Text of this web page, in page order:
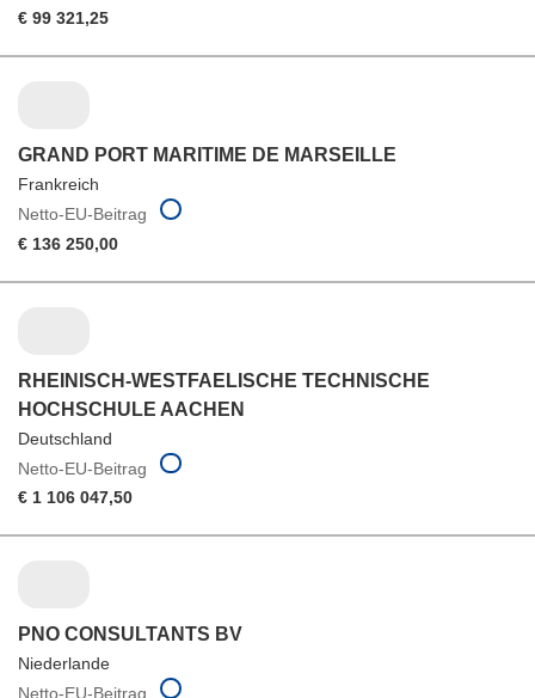
€ 99 321,25
GRAND PORT MARITIME DE MARSEILLE
Frankreich
Netto-EU-Beitrag
€ 136 250,00
RHEINISCH-WESTFAELISCHE TECHNISCHE
HOCHSCHULE AACHEN
Deutschland
Netto-EU-Beitrag
€ 1 106 047,50
PNO CONSULTANTS BV
Niederlande
Netto-EU-Beitrag